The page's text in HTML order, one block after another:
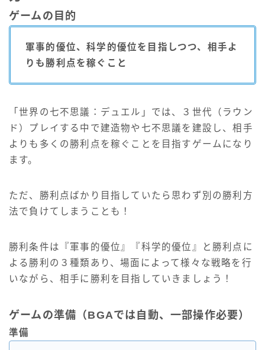
ゲームの目的
軍事的優位、科学的優位を目指しつつ、相手よ
りも勝利点を稼ぐこと
「世界の七不思議：デュエル」では、３世代（ラウン
ド）プレイする中で建造物や七不思議を建設し、相手
よりも多くの勝利点を稼ぐことを目指すゲームになり
ます。
ただ、勝利点ばかり目指していたら思わず別の勝利方
法で負けてしまうことも！
勝利条件は『軍事的優位』『科学的優位』と勝利点に
よる勝利の３種類あり、場面によって様々な戦略を行
いながら、相手に勝利を目指していきましょう！
ゲームの準備（BGAでは自動、一部操作必要）
準備